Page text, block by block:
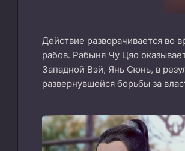
Действие разворачивается во
рабов. Рабыня Чу Цяо
Западной Вэй, Янь Сюнь, в
развернувшейся борьбы за